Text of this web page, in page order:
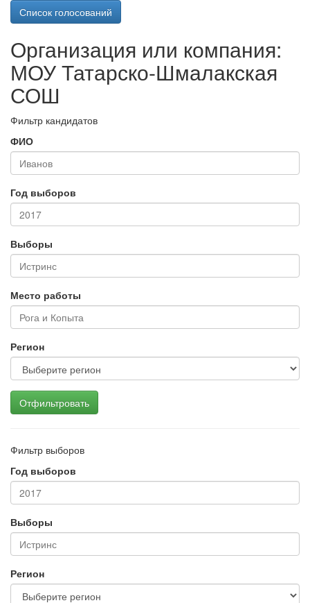
Список голосований
Организация или компания:
МОУ Татарско-Шмалакская
СОШ
Фильтр кандидатов
ФИО
Год выборов
Выборы
Место работы
Регион
Отфильтровать
Фильтр выборов
Год выборов
Выборы
Регион